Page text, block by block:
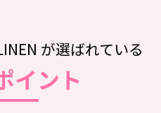
が選ばれている
イント